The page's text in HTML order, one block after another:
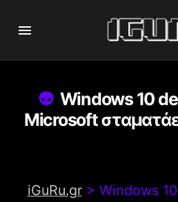
Windows 10
Microsoft
iGuRu.gr> Windows